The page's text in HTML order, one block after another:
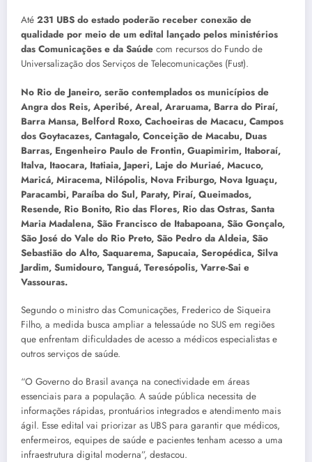
Até 231 UBS do estado poderão receber conexão de
qualidade por meio de um edital lançado pelos ministérios
das Comunicações e da Saúde com recursos do Fundo de
Universalização dos Serviços de Telecomunicações (Fust).
No Rio de Janeiro, serão contemplados os municípios de
Angra dos Reis, Aperibé, Areal, Araruama, Barra do Piraí,
Barra Mansa, Belford Roxo, Cachoeiras de Macacu, Campos
dos Goytacazes, Cantagalo, Conceição de Macabu, Duas
Barras, Engenheiro Paulo de Frontin, Guapimirim, Itaboraí,
Italva, Itaocara, Itatiaia, Japeri, Laje do Muriaé, Macuco,
Maricá, Miracema, Nilópolis, Nova Friburgo, Nova Iguaçu,
Paracambi, Paraíba do Sul, Paraty, Piraí, Queimados,
Resende, Rio Bonito, Rio das Flores, Rio das Ostras, Santa
Maria Madalena, São Francisco de Itabapoana, São Gonçalo,
São José do Vale do Rio Preto, São Pedro da Aldeia, São
Sebastião do Alto, Saquarema, Sapucaia, Seropédica, Silva
Jardim, Sumidouro, Tanguá, Teresópolis, Varre-Sai e
Vassouras.
Segundo o ministro das Comunicações, Frederico de Siqueira
Filho, a medida busca ampliar a telessaúde no SUS em regiões
que enfrentam dificuldades de acesso a médicos especialistas e
outros serviços de saúde.
“O Governo do Brasil avança na conectividade em áreas
essenciais para a população. A saúde pública necessita de
informações rápidas, prontuários integrados e atendimento mais
ágil. Esse edital vai priorizar as UBS para garantir que médicos,
enfermeiros, equipes de saúde e pacientes tenham acesso a uma
infraestrutura digital moderna”, destacou.